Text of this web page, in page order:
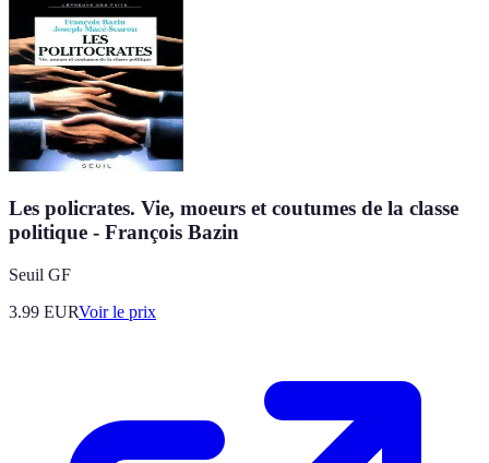
Les policrates. Vie, moeurs et coutumes de la classe
politique - François Bazin
Seuil GF
3.99 EURVoir le prix